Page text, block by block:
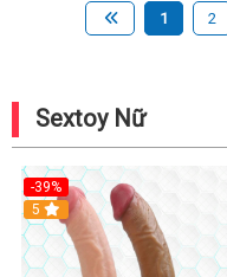
1 2
Sextoy Nữ
-39%
Hot
5